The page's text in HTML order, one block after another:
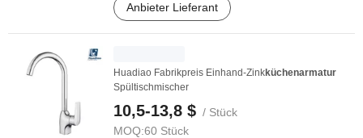
Anbieter Lieferant
Huadiao Fabrikpreis Einhand-Zinkküchenarmatur
Spültischmischer
10,5-13,8 $ / Stück
MOQ:60 Stück